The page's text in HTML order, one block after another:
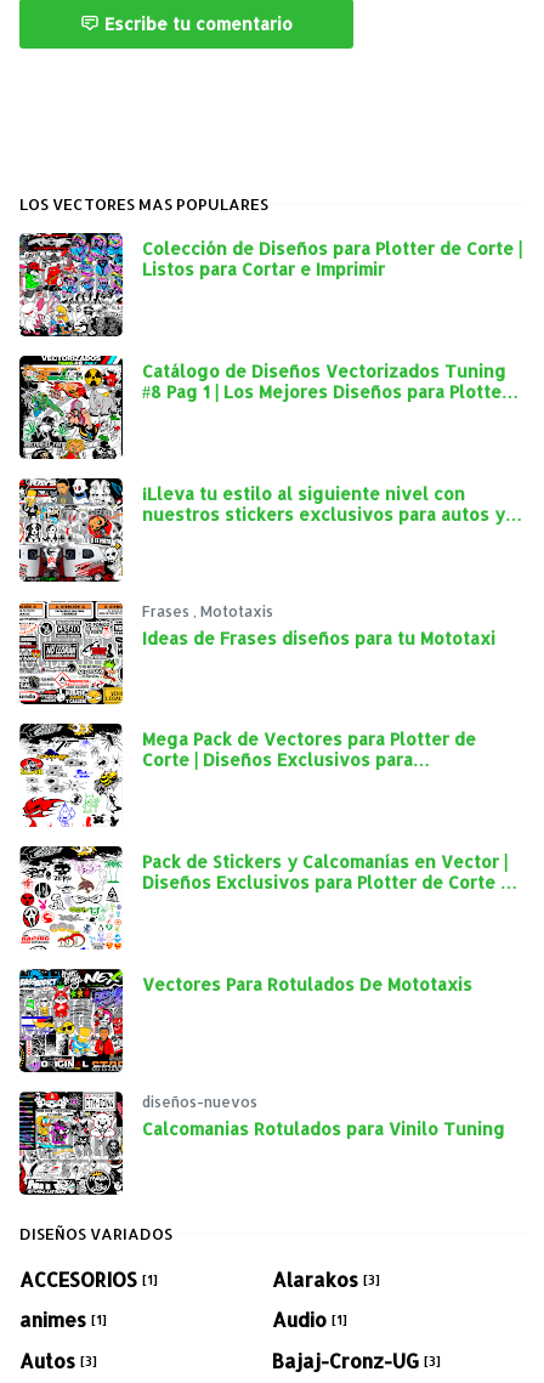
Escribe tu comentario
LOS VECTORES MAS POPULARES
Colección de Diseños para Plotter de Corte |
Listos para Cortar e Imprimir
Catálogo de Diseños Vectorizados Tuning
#8 Pag 1 | Los Mejores Diseños para Plotter
¡Lleva tu estilo al siguiente nivel con
nuestros stickers exclusivos para autos y
Frases Mototaxis
Ideas de Frases diseños para tu Mototaxi
Mega Pack de Vectores para Plotter de
Corte | Diseños Exclusivos para
Pack de Stickers y Calcomanías en Vector |
Diseños Exclusivos para Plotter de Corte y
Vectores Para Rotulados De Mototaxis
diseños-nuevos
Calcomanias Rotulados para Vinilo Tuning
DISEÑOS VARIADOS
ACCESORIOS [1] Alarakos [3]
animes [1] Audio [1]
Autos [3] Bajaj-Cronz-UG [3]